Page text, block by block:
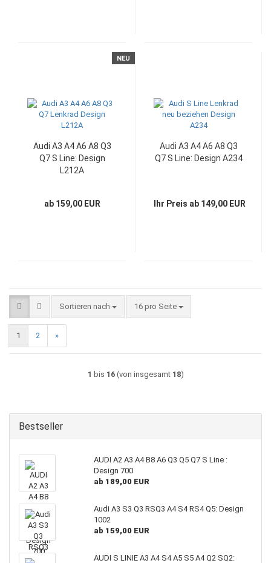
NEU
Audi A3 A4 A6 A8 Q3
Q7 S Line: Design
L212A
ab 159,00 EUR
Audi A3 A4 A6 A8 Q3
Q7 S Line: Design A234
Ihr Preis ab 149,00 EUR
Sortieren nach
Sortieren nach 16 pro Seite
pro Seite
1 2 »
1 bis 16(von insgesamt 18)
Bestseller
AUDI A2 A3 A4 B8 A6 Q3 Q5 Q7 S Line :
Design 700
ab 189,00 EUR
Audi A3 S3 Q3 RSQ3 A4 S4 RS4 Q5: Design
1002
ab 159,00 EUR
AUDI S LINIE A3 A4 S4 A5 S5 A4 Q2 SQ2: